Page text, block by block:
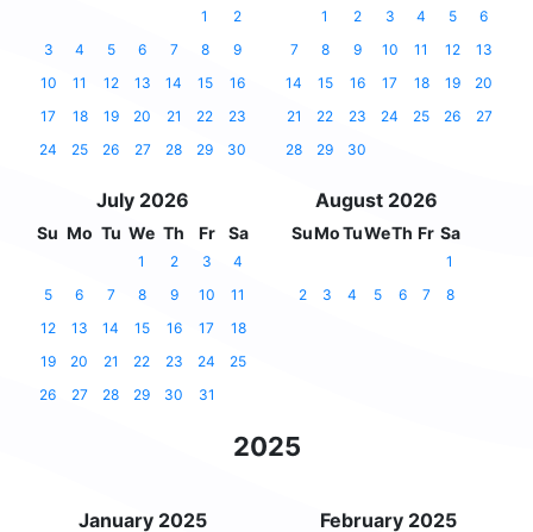
1
2
3
4 5 6 7 8
9
10
11 12 13 14 15
16
17
18 19 20 21 22
23
24
25 26 27 28 29 30
1 2 3 4 5
6
7
8 9 10 11 12
13
14
15 16 17 18 19
20
21
22 23 24 25 26
27
28
29 30
July 2026
Su Mo Tu We Th Fr Sa
1 2 3
4
5
6 7 8 9 10
11
12
13 14 15 16 17
18
19
20 21 22 23 24
25
26
27 28 29 30 31
August 2026
SuMoTuWeTh Fr Sa
1
2
3 4 5 6 7 8
2025
January 2025 February 2025